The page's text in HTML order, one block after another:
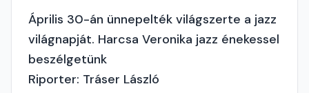
Április 30-án ünnepelték világszerte a jazz
világnapját. Harcsa Veronika jazz énekessel
beszélgetünk
Riporter: Tráser László